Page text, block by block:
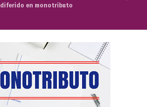
diferido en monotributo